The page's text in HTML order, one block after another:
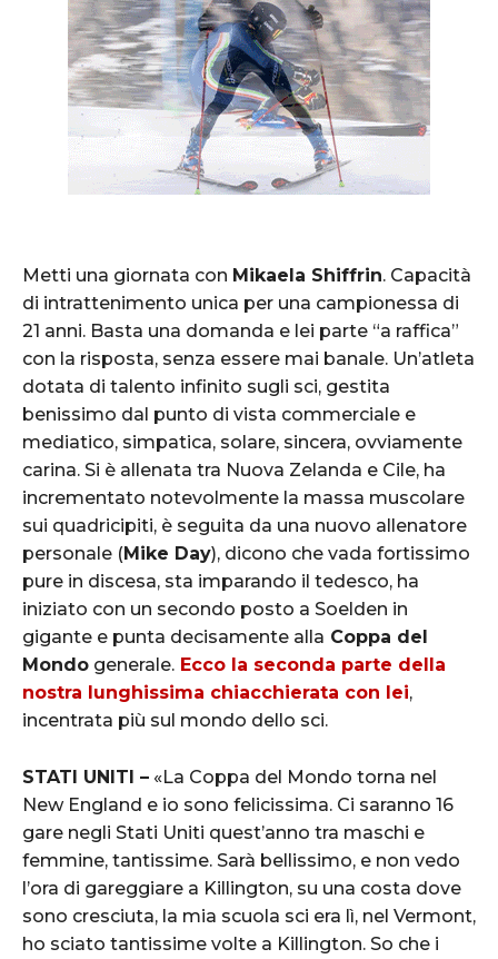
Metti una giornata con Mikaela Shiffrin. Capacità
di intrattenimento unica per una campionessa di
21 anni. Basta una domanda e lei parte “a raffica”
con la risposta, senza essere mai banale. Un’atleta
dotata di talento infinito sugli sci, gestita
benissimo dal punto di vista commerciale e
mediatico, simpatica, solare, sincera, ovviamente
carina. Si è allenata tra Nuova Zelanda e Cile, ha
incrementato notevolmente la massa muscolare
sui quadricipiti, è seguita da una nuovo allenatore
personale (Mike Day), dicono che vada fortissimo
pure in discesa, sta imparando il tedesco, ha
iniziato con un secondo posto a Soelden in
gigante e punta decisamente alla Coppa del
Mondo generale. Ecco la seconda parte della
nostra lunghissima chiacchierata con lei,
incentrata più sul mondo dello sci.
STATI UNITI – «La Coppa del Mondo torna nel
New England e io sono felicissima. Ci saranno 16
gare negli Stati Uniti quest’anno tra maschi e
femmine, tantissime. Sarà bellissimo, e non vedo
l’ora di gareggiare a Killington, su una costa dove
sono cresciuta, la mia scuola sci era lì, nel Vermont,
ho sciato tantissime volte a Killington. So che i